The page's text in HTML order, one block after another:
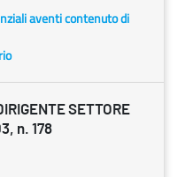
aventi contenuto di
SETTORE
n. 178